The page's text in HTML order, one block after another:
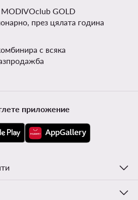
GOLD
през цялата година
с всяка
приложение